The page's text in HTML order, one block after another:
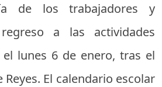
de los trabajadores y
a las actividades
lunes 6 de enero, tras el
El calendario escolar